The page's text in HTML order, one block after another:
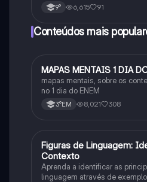
9° 6,615 91
Conteúdos mais
Português
MAPAS MENTAIS 1 DIA
mapas mentais, sobre os
no 1 dia do ENEM
3°EM 8,021 308
FPortuguês
Figuras de Linguagem:
Contexto
Aprenda a identificar as
linguagem através de